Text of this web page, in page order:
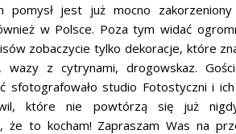
pomysł jest już mocno
w Polsce. Poza tym widać
zobaczycie tylko dekoracje, które
wazy z cytrynami, drogowskaz.
sfotografowało studio Fotostyczni i
które nie powtórzą się już
to kocham! Zapraszam Was na